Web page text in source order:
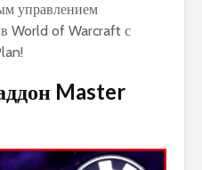
управлением
World of Warcraft с
Master